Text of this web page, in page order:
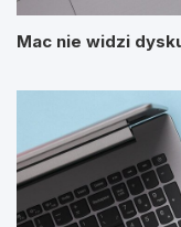
Mac nie widzi